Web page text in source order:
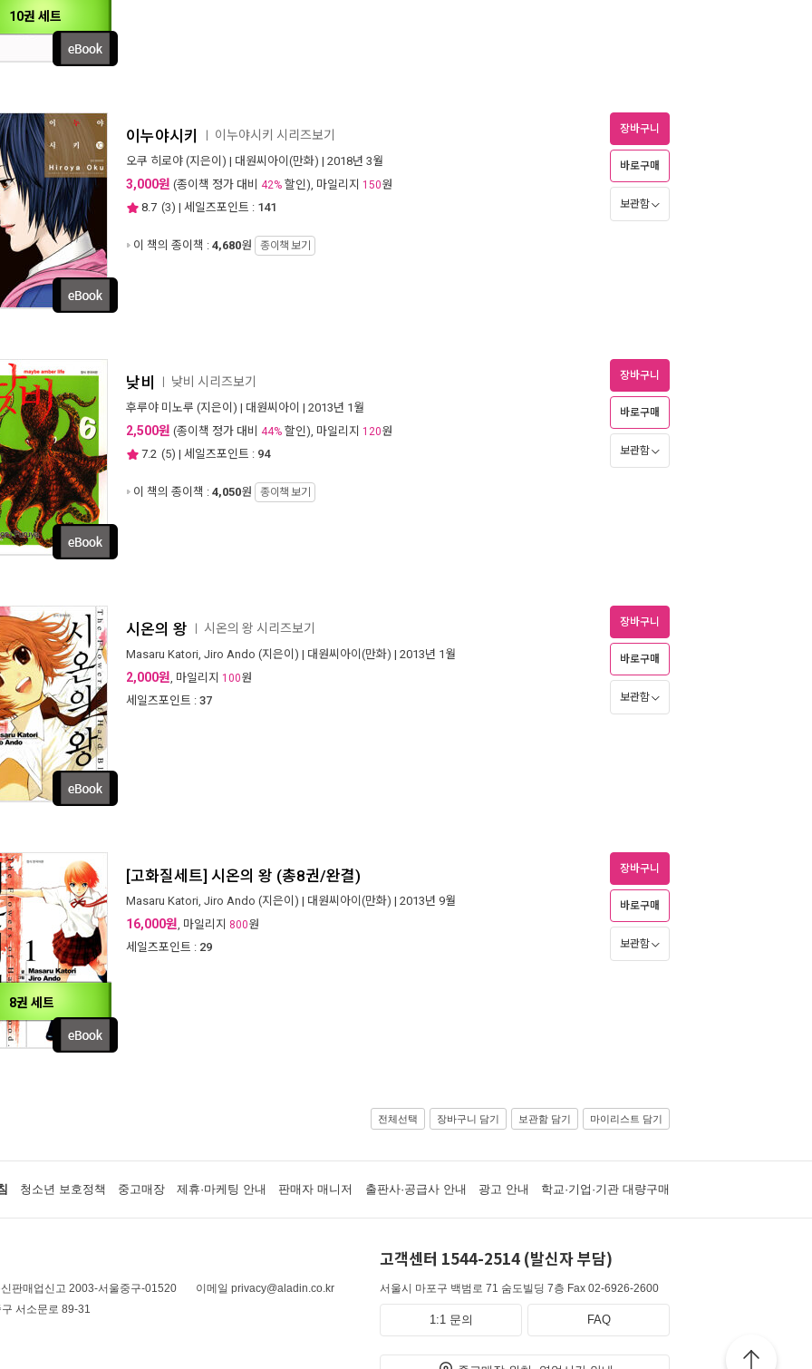
10권 세트
이누야시키 이누야시키 시리즈보기
오쿠 히로야 (지은이) | 대원씨아이(만화) | 2018년 3월
3,000원 (종이책 정가 대비 42% 할인), 마일리지 150원
8.7 (3) | 세일즈포인트 : 141
이 책의 종이책 : 4,680원 종이책 보기
장바구니
바로구매
보관함
낮비 낮비 시리즈보기
후루야 미노루 (지은이) | 대원씨아이 | 2013년 1월
2,500원 (종이책 정가 대비 44% 할인), 마일리지 120원
7.2 (5) | 세일즈포인트 : 94
이 책의 종이책 : 4,050원 종이책 보기
장바구니
바로구매
보관함
시온의 왕 시온의 왕 시리즈보기
Masaru Katori, Jiro Ando (지은이) | 대원씨아이(만화) | 2013년 1월
2,000원, 마일리지 100원
세일즈포인트 : 37
장바구니
바로구매
보관함
8권 세트
[고화질세트] 시온의 왕 (총8권/완결)
Masaru Katori, Jiro Ando (지은이) | 대원씨아이(만화) | 2013년 9월
16,000원, 마일리지 800원
세일즈포인트 : 29
장바구니
바로구매
보관함
전체선택 장바구니 담기 보관함 담기 마이리스트 담기
청소년 보호정책 중고매장 제휴·마케팅 안내 판매자 매니저 출판사·공급사 안내 광고 안내 학교·기업·기관 대량구매
판매업신고 2003-서울중구-01520
이메일 privacy@aladin.co.kr
서소문로 89-31
고객센터 1544-2514 (발신자 부담)
서울시 마포구 백범로 71 숨도빌딩 7층 Fax 02-6926-2600
1:1 문의 FAQ